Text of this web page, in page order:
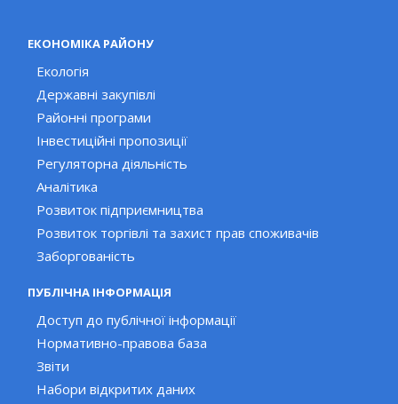
ЕКОНОМІКА РАЙОНУ
Екологія
Державні закупівлі
Районні програми
Інвестиційні пропозиції
Регуляторна діяльність
Аналітика
Розвиток підприємництва
Розвиток торгівлі та захист прав споживачів
Заборгованість
ПУБЛІЧНА ІНФОРМАЦІЯ
Доступ до публічної інформації
Нормативно-правова база
Звіти
Набори відкритих даних